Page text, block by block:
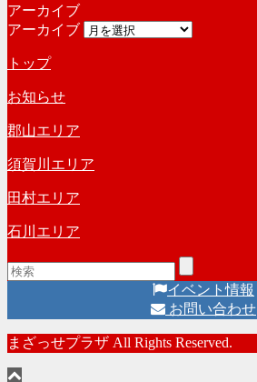
アーカイブ
アーカイブ
トップ
お知らせ
郡山エリア
須賀川エリア
田村エリア
石川エリア
イベント情報
お問い合わせ
まざっせプラザ All Rights Reserved.